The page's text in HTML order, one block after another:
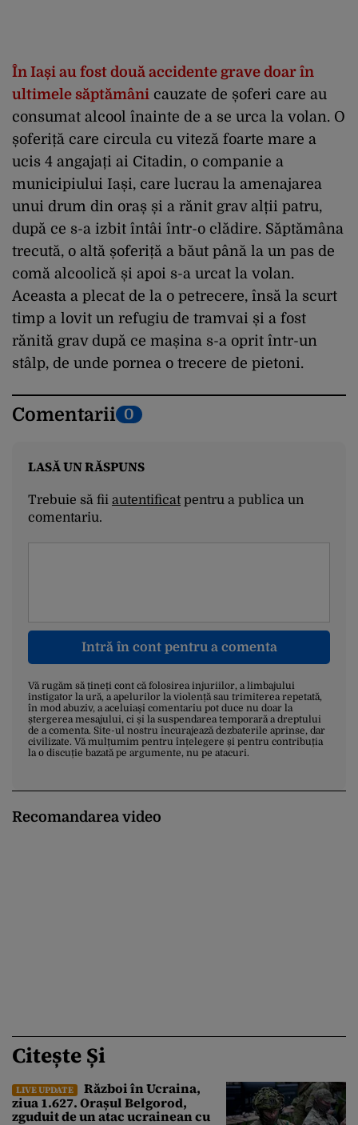
În Iași au fost două accidente grave doar în
ultimele săptămâni cauzate de șoferi care au
consumat alcool înainte de a se urca la volan. O
șoferiță care circula cu viteză foarte mare a
ucis 4 angajați ai Citadin, o companie a
municipiului Iași, care lucrau la amenajarea
unui drum din oraș și a rănit grav alții patru,
după ce s-a izbit întâi într-o clădire. Săptămâna
trecută, o altă șoferiță a băut până la un pas de
comă alcoolică și apoi s-a urcat la volan.
Aceasta a plecat de la o petrecere, însă la scurt
timp a lovit un refugiu de tramvai și a fost
rănită grav după ce mașina s-a oprit într-un
stâlp, de unde pornea o trecere de pietoni.
Comentarii 0
LASĂ UN RĂSPUNS
Trebuie să fii autentificatpentru a publica un
comentariu.
Intră în cont pentru a comenta
Vă rugăm să țineți cont că folosirea injuriilor, a limbajului
instigator la ură, a apelurilor la violență sau trimiterea repetată,
în mod abuziv, a aceluiași comentariu pot duce nu doar la
ștergerea mesajului, ci și la suspendarea temporară a dreptului
de a comenta. Site-ul nostru încurajează dezbaterile aprinse, dar
civilizate. Vă mulțumim pentru înțelegere și pentru contribuția
la o discuție bazată pe argumente, nu pe atacuri.
Recomandarea video
Citește Și
LIVE UPDATE
Război în Ucraina,
ziua 1.627. Orașul Belgorod,
zguduit de un atac ucrainean cu